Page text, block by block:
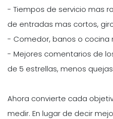
- Tiempos de servicio mas
de entradas mas cortos,
- Comedor, banos o cocina
- Mejores comentarios de
de 5 estrellas, menos
Ahora convierte cada
medir. En lugar de decir